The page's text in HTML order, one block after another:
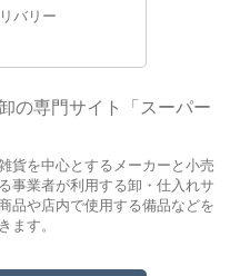
バリー
の専門サイト「スーパー
貨を中心とするメーカーと小売
事業者が利用する卸・仕入れサ
品や店内で使用する備品などを
ます。